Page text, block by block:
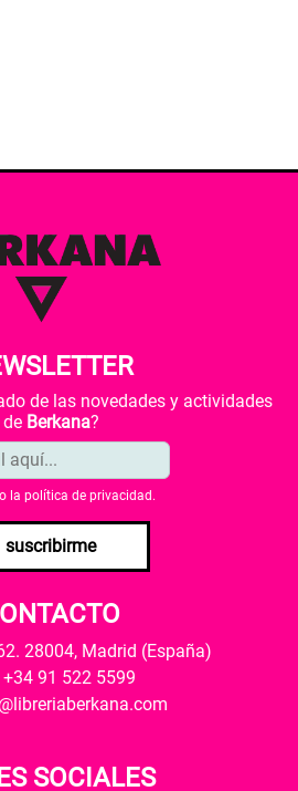
de las novedades y actividades
de Berkana?
la política de privacidad .
suscribirme
28004, Madrid (España)
+34 91 522 5599
SOCIALES